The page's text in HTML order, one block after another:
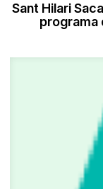
Sant Hilari
programa